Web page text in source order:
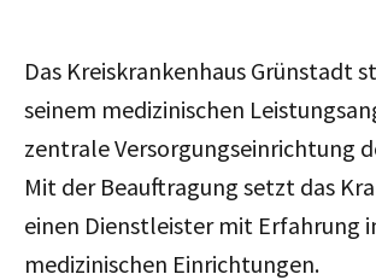
Das Kreiskrankenhaus Grünstadt
seinem medizinischen
zentrale Versorgungseinrichtung
Mit der Beauftragung setzt das
einen Dienstleister mit Erfahrung
medizinischen Einrichtungen.